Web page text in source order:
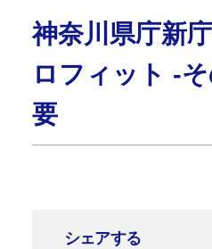
神奈川県庁新
ロフィット -
要
シェアする